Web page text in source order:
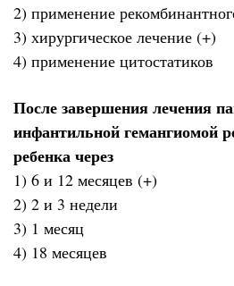
2) применение
3) хирургическое лечение (+)
4) применение цитостатиков
После завершения лечения
инфантильной гемангиомой
ребенка через
1) 6 и 12 месяцев (+)
2) 2 и 3 недели
3) 1 месяц
4) 18 месяцев